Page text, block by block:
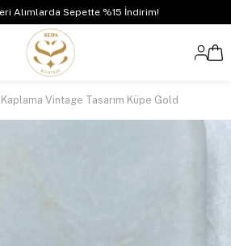
Alımlarda Sepette %15 İndirim!
Kaplama Vintage Tasarım Küpe Gold